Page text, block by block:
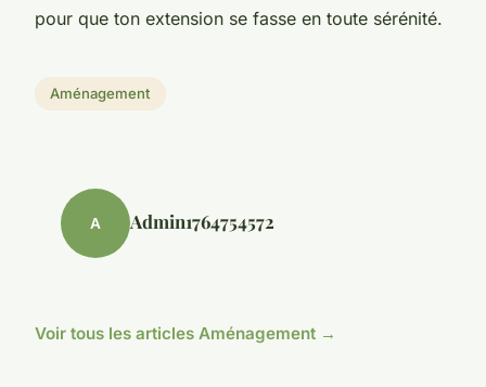
pour que ton extension se fasse en toute sérénité.
Aménagement
A Admin1764754572
Voir tous les articles Aménagement →